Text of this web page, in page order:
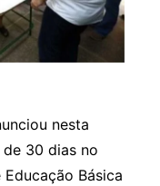
nesta
30 dias no
Básica